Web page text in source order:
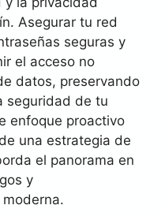
Asegurar tu red
seguras y
el acceso no
datos, preservando
seguridad de tu
enfoque proactivo
una estrategia de
el panorama en
y